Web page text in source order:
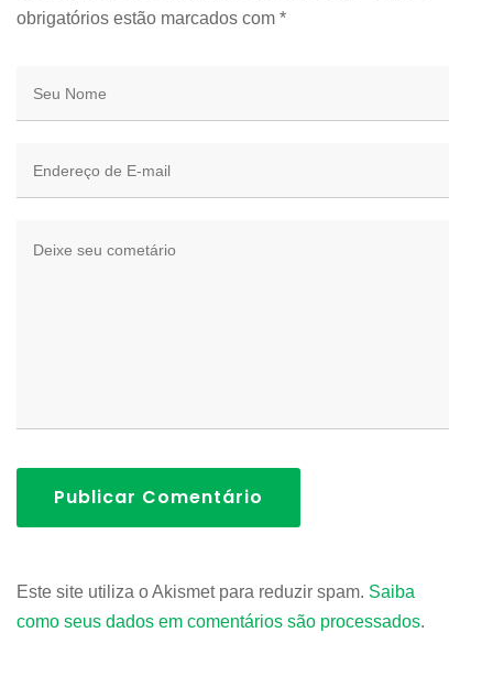
obrigatórios estão marcados com *
Publicar Comentário
Este site utiliza o Akismet para reduzir spam. Saiba
como seus dados em comentários são processados.